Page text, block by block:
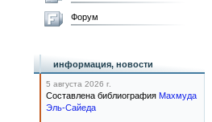
Форум
информация, новости
5 августа 2026 г.
Составлена библиография Махмуда
Эль-Сайеда